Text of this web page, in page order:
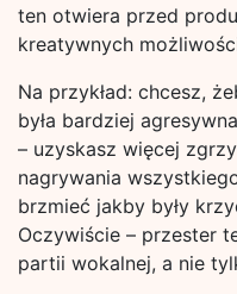
ten otwiera przed
kreatywnych
Na przykład: chcesz,
była bardziej
– uzyskasz więcej
nagrywania
brzmieć jakby były
Oczywiście – przester
partii wokalnej, a nie